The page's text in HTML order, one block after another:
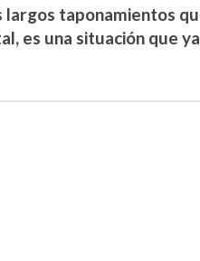
largos taponamientos
es una situación que